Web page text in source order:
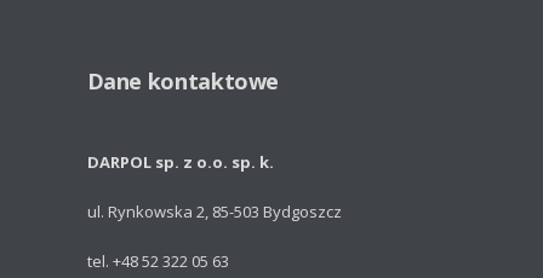
Dane kontaktowe
DARPOL sp. z o.o. sp. k.
ul. Rynkowska 2, 85-503 Bydgoszcz
tel. +48 52 322 05 63